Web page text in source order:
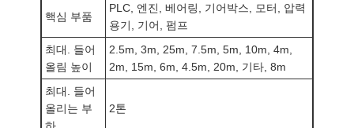
핵심 부품
PLC, 엔진, 베어링, 기어박스, 모터, 압력
용기, 기어, 펌프
최대. 들어
올림 높이
2.5m, 3m, 25m, 7.5m, 5m, 10m, 4m,
2m, 15m, 6m, 4.5m, 20m, 기타, 8m
최대. 들어
올리는 부
하
2톤